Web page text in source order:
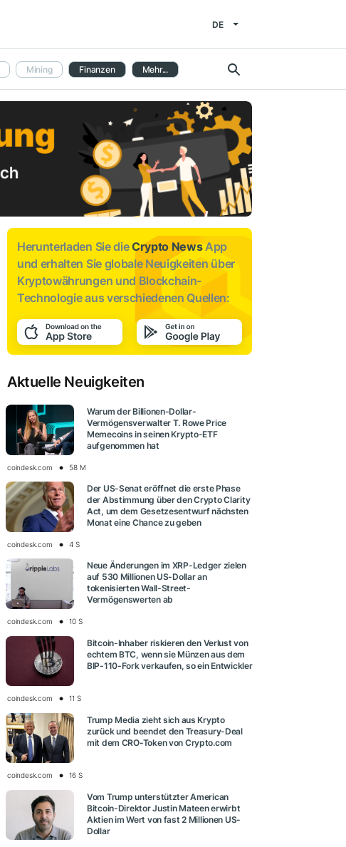
DE
Mining Finanzen Mehr...
Herunterladen Sie dieCrypto NewsApp
und erhalten Sie globale Neuigkeiten über
Kryptowährungen und Blockchain-
Technologie aus verschiedenen Quellen:
Aktuelle Neuigkeiten
Warum der Billionen-Dollar-
Vermögensverwalter T. Rowe Price
Memecoins in seinen Krypto-ETF
aufgenommen hat
coindesk.com 58 M
Der US-Senat eröffnet die erste Phase
der Abstimmung über den Crypto Clarity
Act, um dem Gesetzesentwurf nächsten
Monat eine Chance zu geben
coindesk.com 4 S
Neue Änderungen im XRP-Ledger zielen
auf 530 Millionen US-Dollar an
tokenisierten Wall-Street-
Vermögenswerten ab
coindesk.com 10 S
Bitcoin-Inhaber riskieren den Verlust von
echtem BTC, wenn sie Münzen aus dem
BIP-110-Fork verkaufen, so ein Entwickler
coindesk.com 11 S
Trump Media zieht sich aus Krypto
zurück und beendet den Treasury-Deal
mit dem CRO-Token von Crypto.com
coindesk.com 16 S
Vom Trump unterstützter American
Bitcoin-Direktor Justin Mateen erwirbt
Aktien im Wert von fast 2 Millionen US-
Dollar